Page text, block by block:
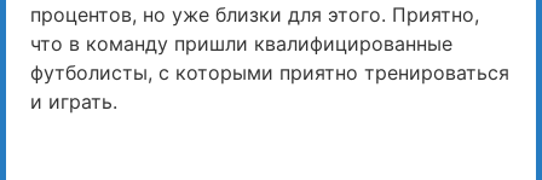
процентов, но уже близки для этого. Приятно,
что в команду пришли квалифицированные
футболисты, с которыми приятно тренироваться
и играть.